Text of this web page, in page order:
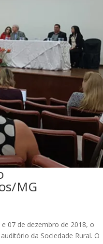
MG
07 de dezembro de 2018, o
da Sociedade Rural. O